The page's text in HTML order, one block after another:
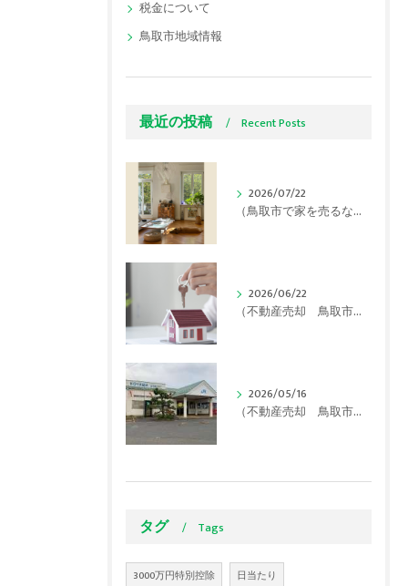
税金について
鳥取市地域情報
最近の投稿 Recent Posts
2026/07/22
（鳥取市で家を売るなら）連日の猛暑でも「内覧で好印象」を与える夏の不動産売却テクニック
2026/06/22
（不動産売却 鳥取市）【2026年最新】鳥取市で実家が「空き家」に…使える補助金と損をしないための対策をプロが解説！
2026/05/16
（不動産売却 鳥取市）【実は超優秀！】住みたい街「湖山」の秘密は駅にあった！？
タグ Tags
3000万円特別控除 日当たり